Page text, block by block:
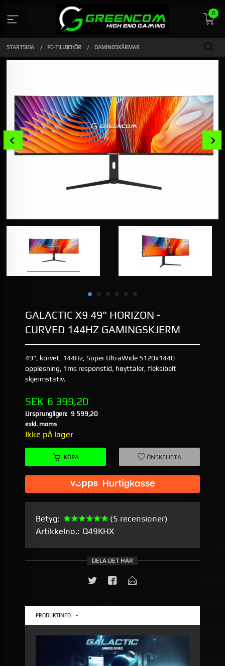
innehåll
0
STARTSIDA PC-TILLBEHÖR GAMINGSKÄRMAR
Prev
GALACTIC X9 49" HORIZON -
CURVED 144HZ GAMINGSKJERM
49", kurvet, 144Hz, Super UltraWide 5120x1440
oppløsning, 1ms responstid, høyttaler, fleksibelt
skjermstativ.
Erbjudande
SEK 6 399,20
Ursprungligen: 9 599,20
Rabatt
exkl. moms
Ikke på lager
KÖPA ÖNSKELISTA
Betyg:
(5 recensioner)
Artikkelno.: Q49KHX
DELA DET HÄR
PRODUKTINFO